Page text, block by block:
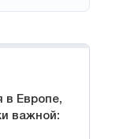
в Европе,
важной: